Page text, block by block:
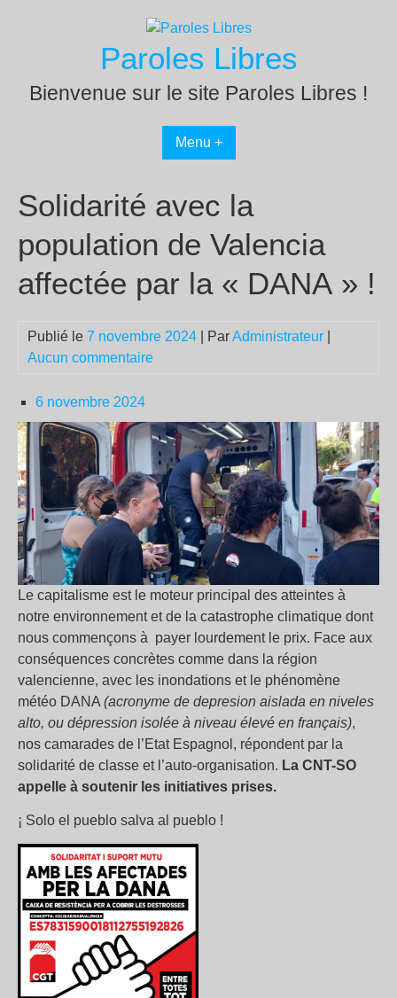
Paroles Libres
Bienvenue sur le site Paroles Libres !
Menu +
Solidarité avec la
population de Valencia
affectée par la « DANA » !
Publié le 7 novembre 2024 | ParAdministrateur
Aucun commentaire
6 novembre 2024
Le capitalisme est le moteur principal des atteintes à
notre environnement et de la catastrophe climatique dont
nous commençons à payer lourdement le prix. Face aux
conséquences concrètes comme dans la région
valencienne, avec les inondations et le phénomène
météo DANA (acronyme de depresion aislada en niveles
alto, ou dépression isolée à niveau élevé en français),
nos camarades de l’Etat Espagnol, répondent par la
solidarité de classe et l’auto-organisation. La CNT-SO
appelle à soutenir les initiatives prises.
¡ Solo el pueblo salva al pueblo !